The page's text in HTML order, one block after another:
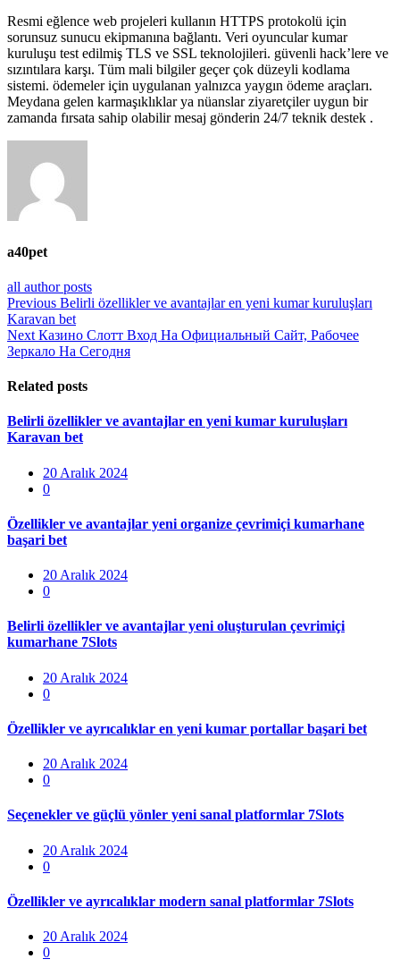
Resmi eğlence web projeleri kullanın HTTPS protokolü için
sorunsuz sunucu ekipmanına bağlantı. Veri oyuncular kumar
kuruluşu test edilmiş TLS ve SSL teknolojileri. güvenli hack’lere ve
sızıntılara karşı. Tüm mali bilgiler geçer çok düzeyli kodlama
sistemi. ödemeler için uygulanan yalnızca yaygın ödeme araçları.
Meydana gelen karmaşıklıklar ya nüanslar ziyaretçiler uygun bir
zamanda fırsata sahip olabilir mesaj gönderin 24/7 teknik destek .
a40pet
all author posts
Yazı
gezinmesi
Previous Previous
post:
Belirli özellikler ve avantajlar en yeni kumar kuruluşları
Karavan bet
Next Next
post:
Казино Слотт Вход На Официальный Сайт, Рабочее
Зеркало На Сегодня
Related posts
Belirli özellikler ve avantajlar en yeni kumar kuruluşları
Karavan bet
Posted
on
20 Aralık 2024
0
Özellikler ve avantajlar yeni organize çevrimiçi kumarhane
başari bet
Posted
on
20 Aralık 2024
0
Belirli özellikler ve avantajlar yeni oluşturulan çevrimiçi
kumarhane 7Slots
Posted
on
20 Aralık 2024
0
Özellikler ve ayrıcalıklar en yeni kumar portallar başari bet
Posted
on
20 Aralık 2024
0
Seçenekler ve güçlü yönler yeni sanal platformlar 7Slots
Posted
on
20 Aralık 2024
0
Özellikler ve ayrıcalıklar modern sanal platformlar 7Slots
Posted
on
20 Aralık 2024
0